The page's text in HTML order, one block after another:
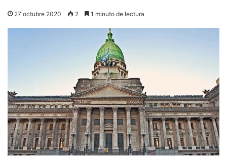
27 octubre 2020 2 1 minuto de lectura